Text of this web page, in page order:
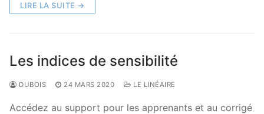
LIRE LA SUITE →
Les indices de sensibilité
DUBOIS 24 MARS 2020 LE LINÉAIRE
Accédez au support pour les apprenants et au corrigé